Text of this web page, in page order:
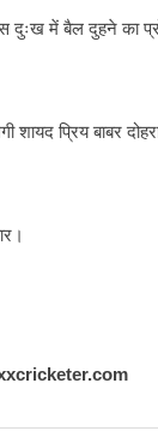
दुःख में बैल दुहने का
शायद प्रिय बाबर
Exxcricketer.com